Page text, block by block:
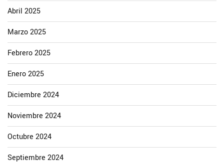
Abril 2025
Marzo 2025
Febrero 2025
Enero 2025
Diciembre 2024
Noviembre 2024
Octubre 2024
Septiembre 2024